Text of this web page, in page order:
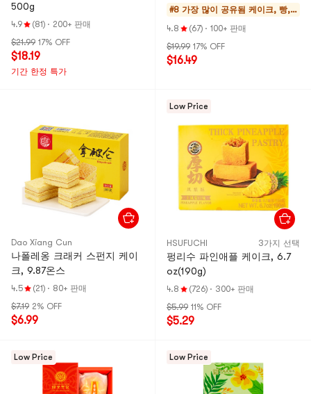
500g
4.9 (81) · 200+ 판매
$21.99 17% OFF
$18.19
기간 한정 특가
#8 가장 많이 공유됨 케이크, 빵,
4.8 (67) · 100+ 판매
$19.99 17% OFF
$16.49
Dao Xiang Cun
나폴레옹 크래커 스펀지 케이
크, 9.87온스
4.5 (21) · 80+ 판매
$7.19 2% OFF
$6.99
Low Price
HSUFUCHI 3가지 선택
펑리수 파인애플 케이크, 6.7
oz(190g)
4.8 (726) · 300+ 판매
$5.99 11% OFF
$5.29
Low Price Low Price